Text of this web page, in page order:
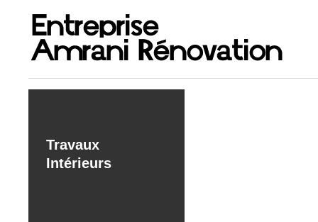
Travaux
Intérieurs